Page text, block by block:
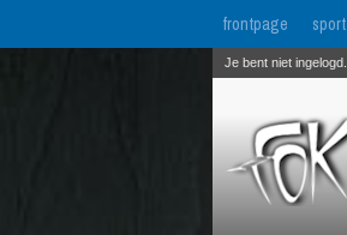
frontpage sport
Je bent niet ingelogd.